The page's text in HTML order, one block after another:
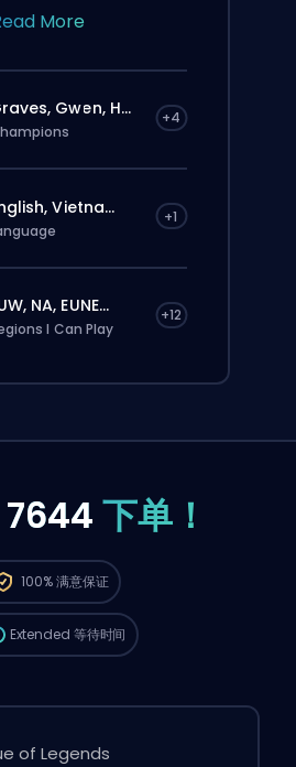
More
Gwen, H... +4
Vietna... +1
NA, EUNE... +12
I Can Play
7644 下单！
100%满意保证
个订单会自动分配给这位 booster，所以等的
间可能会比你在网站上正常下单还要久一点。
Extended 等待时间